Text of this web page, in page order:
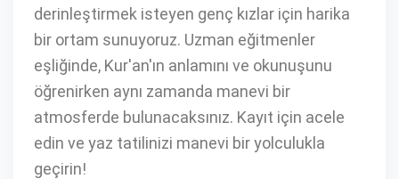
derinleştirmek isteyen genç kızlar için harika
bir ortam sunuyoruz. Uzman eğitmenler
eşliğinde, Kur'an'ın anlamını ve okunuşunu
öğrenirken aynı zamanda manevi bir
atmosferde bulunacaksınız. Kayıt için acele
edin ve yaz tatilinizi manevi bir yolculukla
geçirin!